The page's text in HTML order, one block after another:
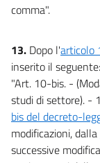
comma".
13. Dopo l'articolo
inserito il seguente:
"Art. 10-bis. -
studi di settore). -
bis del decreto-
modificazioni, dalla
successive